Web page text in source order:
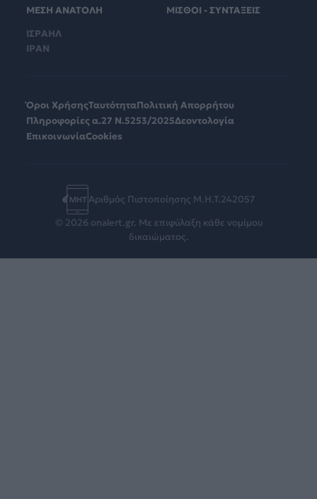
ΜΕΣΗ ΑΝΑΤΟΛΗ
ΙΣΡΑΗΛ
ΙΡΑΝ
ΜΙΣΘΟΙ - ΣΥΝΤΑΞΕΙΣ
Όροι ΧρήσηςΤαυτότηταΠολιτική Απορρήτου
Πληροφορίες α.27 Ν.5253/2025Δεοντολογία
ΕπικοινωνίαCookies
Αριθμός Πιστοποίησης Μ.Η.Τ.242057
© 2026 onalert.gr. Με επιφύλαξη κάθε νομίμου
δικαιώματος.